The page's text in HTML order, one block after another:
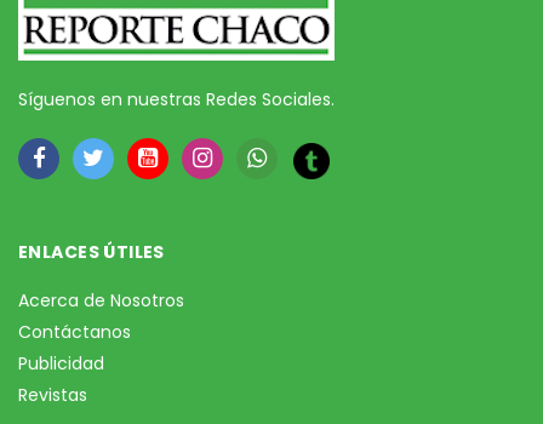
Síguenos en nuestras Redes Sociales.
ENLACES ÚTILES
Acerca de Nosotros
Contáctanos
Publicidad
Revistas